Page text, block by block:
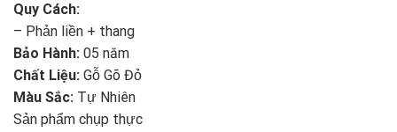
Quy Cách:
– Phản liền + thang
Bảo Hành: 05 năm
Chất Liệu: Gỗ Gõ Đỏ
Màu Sắc: Tự Nhiên
Sản phẩm chụp thực